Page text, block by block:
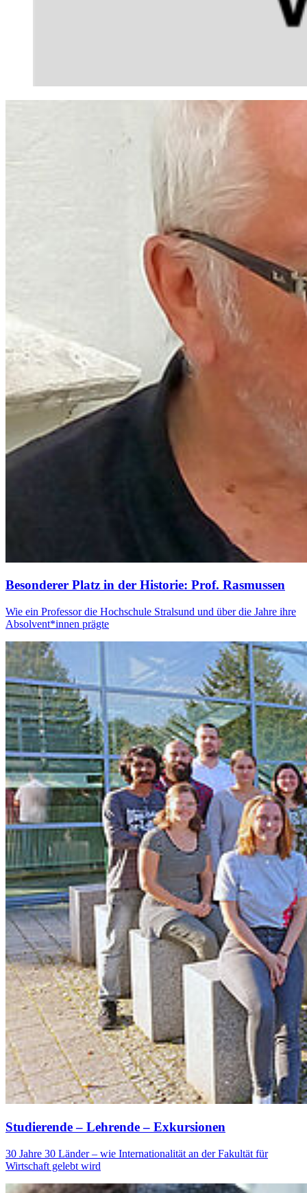
Beson­derer Platz in der His­to­rie: Prof. Ras­mussen
Wie ein Professor die Hochschule Stralsund und über die Jahre ihre
Absolvent*innen prägte
Studierende – Lehrende – Exkur­sio­nen
30 Jahre 30 Länder – wie Internationalität an der Fakultät für
Wirtschaft gelebt wird